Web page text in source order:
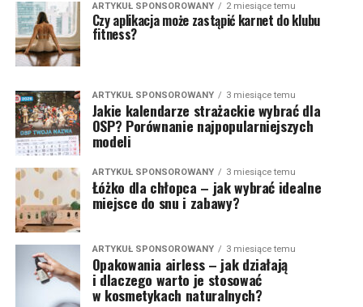
ARTYKUŁ SPONSOROWANY 2 miesiące temu
Czy aplikacja może zastąpić karnet do klubu
fitness?
ARTYKUŁ SPONSOROWANY 3 miesiące temu
Jakie kalendarze strażackie wybrać dla
OSP? Porównanie najpopularniejszych
modeli
ARTYKUŁ SPONSOROWANY 3 miesiące temu
Łóżko dla chłopca – jak wybrać idealne
miejsce do snu i zabawy?
ARTYKUŁ SPONSOROWANY 3 miesiące temu
Opakowania airless – jak działają
i dlaczego warto je stosować
w kosmetykach naturalnych?